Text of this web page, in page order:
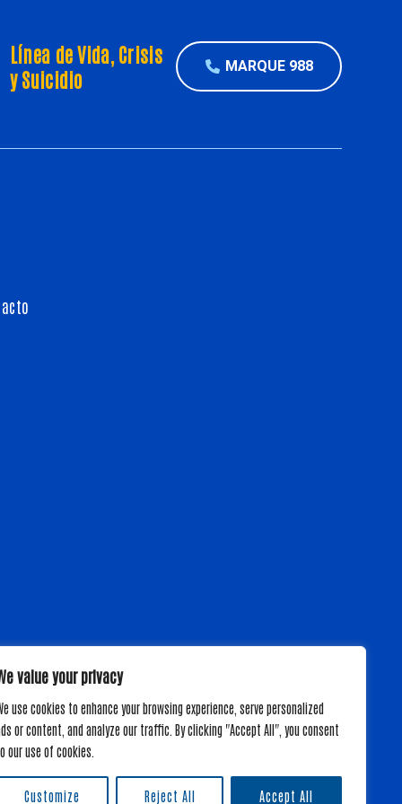
value your privacy
use cookies to enhance your browsing experience, serve personalized
or content, and analyze our traffic. By clicking "Accept All", you consent
our use of cookies.
Customize Reject All Accept All
Línea de Vida, Crisis
y Suicidio
MARQUE 988
Términos y Condiciones